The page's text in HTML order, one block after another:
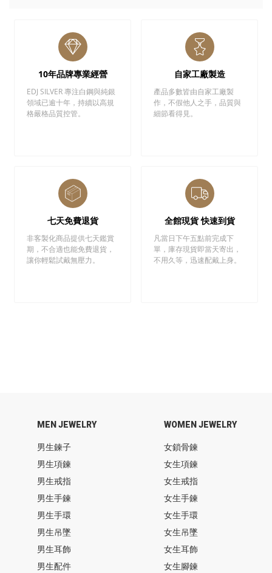
10年品牌專業經營
EDJ SILVER 專注白鋼與純銀
領域已逾十年，持續以高規
格嚴格品質控管。
自家工廠製造
產品多數皆由自家工廠製
作，不假他人之手，品質與
細節看得見。
七天免費退貨
非客製化商品提供七天鑑賞
期，不合適也能免費退貨，
讓你輕鬆試戴無壓力。
全館現貨 快速到貨
凡當日下午五點前完成下
單，庫存現貨即當天寄出，
不用久等，迅速配戴上身。
MEN JEWELRY
男生鍊子
男生項鍊
男生戒指
男生手鍊
男生手環
男生吊墜
男生耳飾
男生配件
WOMEN JEWELRY
女鎖骨鍊
女生項鍊
女生戒指
女生手鍊
女生手環
女生吊墜
女生耳飾
女生腳鍊